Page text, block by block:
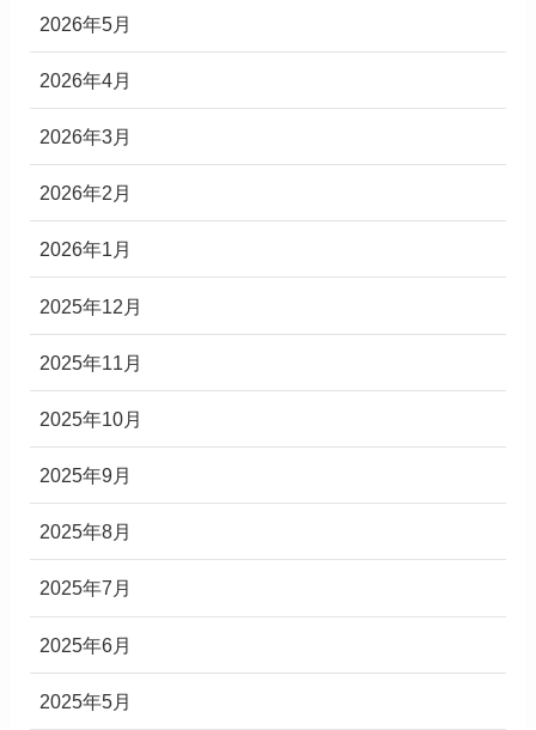
2026年5月
2026年4月
2026年3月
2026年2月
2026年1月
2025年12月
2025年11月
2025年10月
2025年9月
2025年8月
2025年7月
2025年6月
2025年5月